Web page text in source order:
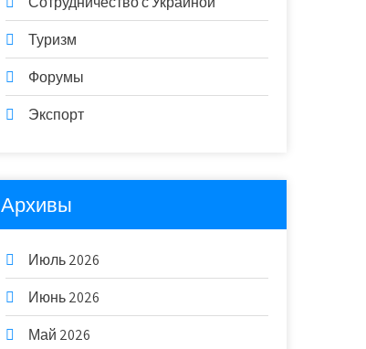
Туризм
Форумы
Экспорт
Архивы
Июль 2026
Июнь 2026
Май 2026